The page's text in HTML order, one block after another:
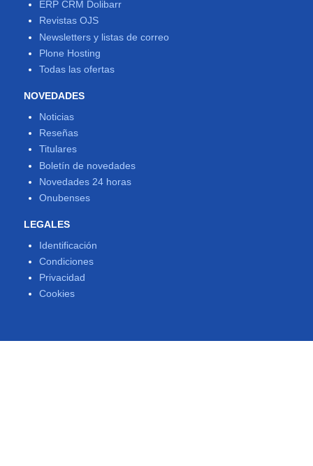
ERP CRM Dolibarr
Revistas OJS
Newsletters y listas de correo
Plone Hosting
Todas las ofertas
NOVEDADES
Noticias
Reseñas
Titulares
Boletín de novedades
Novedades 24 horas
Onubenses
LEGALES
Identificación
Condiciones
Privacidad
Cookies